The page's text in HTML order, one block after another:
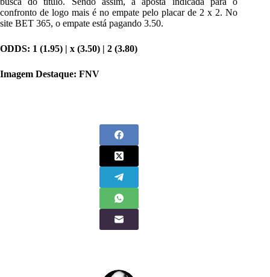
confronto de logo mais é no empate pelo placar de 2 x 2.No
site BET 365, o empate está pagando 3.50.
ODDS: 1 (1.95) | x (3.50) | 2 (3.80)
Imagem Destaque: FNV